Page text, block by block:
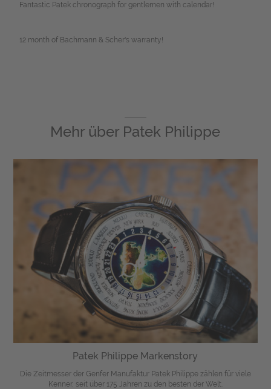
Fantastic Patek chronograph for gentlemen with calendar!
12 month of Bachmann & Scher's warranty!
Mehr über Patek Philippe
Patek Philippe Markenstory
Die Zeitmesser der Genfer Manufaktur Patek Philippe zählen für viele
Kenner, seit über 175 Jahren zu den besten der Welt.